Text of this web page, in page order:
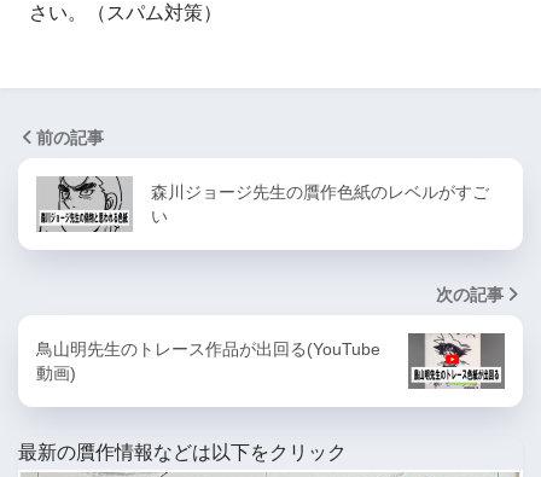
さい。（スパム対策）
前の記事
森川ジョージ先生の贋作色紙のレベルがすご
い
次の記事
鳥山明先生のトレース作品が出回る(YouTube
動画)
最新の贋作情報などは以下をクリック